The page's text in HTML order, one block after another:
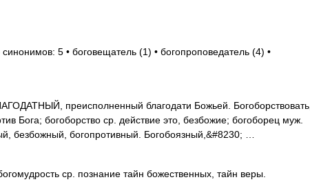
5 • боговещатель (1) • богопроповедатель (4) •
преисполненный благодати Божьей. Богоборствовать,
Бога; богоборство ср. действие это, безбожие; богоборец муж.
безбожный, богопротивный. Богобоязный,&#8230; …
ср. познание тайн божественных, тайн веры.